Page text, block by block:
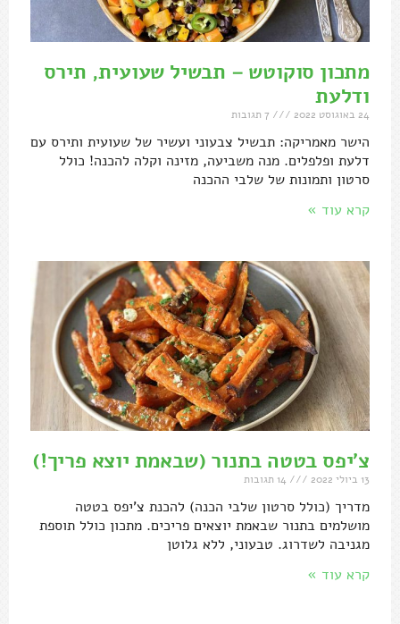
מתכון סוקוטש – תבשיל שעועית, תירס
ודלעת
24 באוגוסט 2022
הישר מאמריקה: תבשיל צבעוני ועשיר של שעועית ותירס עם
דלעת ופלפלים. מנה משביעה, מזינה וקלה להכנה! כולל
סרטון ותמונות של שלבי ההכנה
קרא עוד »
צ'יפס בטטה בתנור (שבאמת יוצא פריך!)
13 ביולי 2022
מדריך (כולל סרטון שלבי הכנה) להכנת צ'יפס בטטה
מושלמים בתנור שבאמת יוצאים פריכים. מתכון כולל תוספת
מגניבה לשדרוג. טבעוני, ללא גלוטן
קרא עוד »